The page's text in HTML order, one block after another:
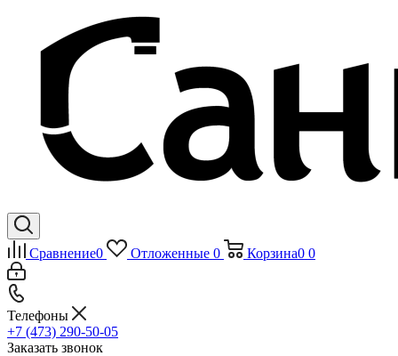
Сравнение0 Отложенные 0 Корзина0 0
Телефоны
+7 (473) 290-50-05
Заказать звонок